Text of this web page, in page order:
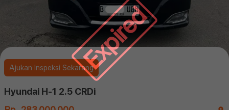
Expired
Ajukan Inspeksi Sekarang
Hyundai H-1 2.5 CRDi